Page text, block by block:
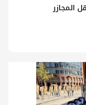
المجازر